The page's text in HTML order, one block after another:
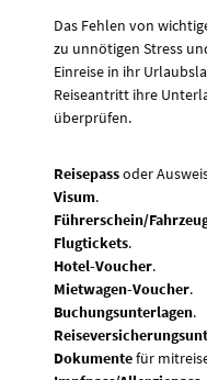
Das Fehlen von
zu unnötigen Stress
Einreise in ihr
Reiseantritt ihre
überprüfen.
Reisepassoder
Visum.
Führerschein/
Flugtickets.
Hotel-Voucher.
Mietwagen-Voucher.
Buchungsunterlagen.
Dokumentefür